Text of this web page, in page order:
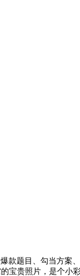
题目、勾当方案
宝贵照片，是个小